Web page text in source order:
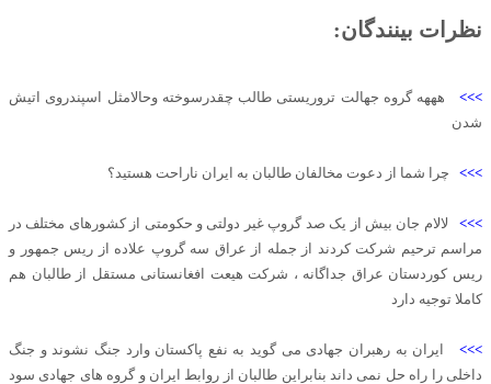
نظرات بینندگان:
>>> هههه گروه جهالت تروریستی طالب چقدرسوخته وحالامثل اسپندروی اتیش
شدن
>>> چرا شما از دعوت مخالفان طالبان به ایران ناراحت هستید؟
>>> لالام جان بیش از یک صد گروپ غیر دولتی و حکومتی از کشورهای مختلف در
مراسم ترحیم شرکت کردند از جمله از عراق سه گروپ علاده از ریس جمهور و
ریس کوردستان عراق جداگانه ، شرکت هیعت افغانستانی مستقل از طالبان هم
کاملا توجیه دارد
>>> ایران به رهبران جهادی می گوید به نفع پاکستان وارد جنگ نشوند و جنگ
داخلی را راه حل نمی داند بنابراین طالبان از روابط ایران و گروه های جهادی سود